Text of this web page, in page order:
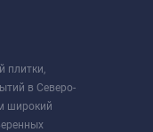
плитки,
в Северо-
широкий